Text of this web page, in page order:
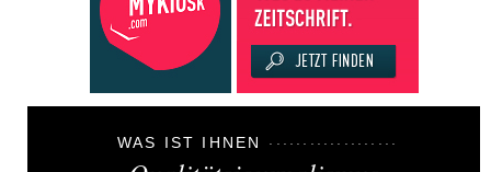
WAS IST IHNEN